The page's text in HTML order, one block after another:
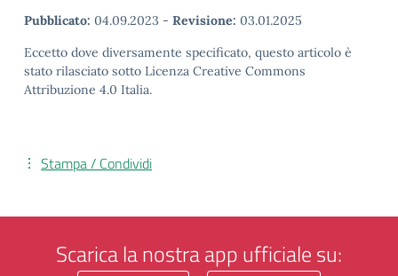
Pubblicato: 04.09.2023 - Revisione: 03.01.2025
Eccetto dove diversamente specificato, questo articolo è
stato rilasciato sotto Licenza Creative Commons
Attribuzione 4.0 Italia.
Stampa / Condividi
Scarica la nostra app ufficiale su: